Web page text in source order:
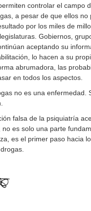
controlar el campo
a pesar de que ellos no
por los miles de
Gobiernos,
aceptando su
lo hacen a su
abrumadora, las
en todos los aspectos.
no es una enfermedad.
falsa de la psiquiatría
no es solo una parte
es el primer paso hacia